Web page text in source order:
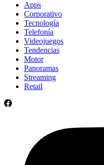
Apps
Corporativo
Tecnología
Telefonía
Videojuegos
Tendencias
Motor
Panoramas
Streaming
Retail